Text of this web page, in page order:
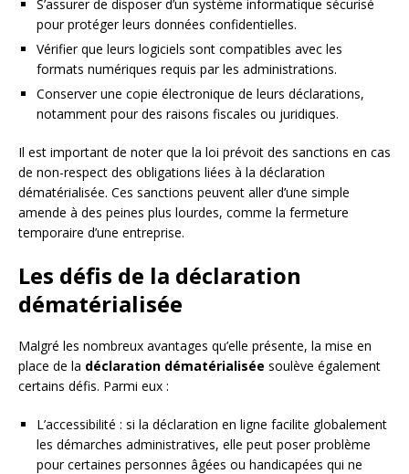
S’assurer de disposer d’un système informatique sécurisé
pour protéger leurs données confidentielles.
Vérifier que leurs logiciels sont compatibles avec les
formats numériques requis par les administrations.
Conserver une copie électronique de leurs déclarations,
notamment pour des raisons fiscales ou juridiques.
Il est important de noter que la loi prévoit des sanctions en cas
de non-respect des obligations liées à la déclaration
dématérialisée. Ces sanctions peuvent aller d’une simple
amende à des peines plus lourdes, comme la fermeture
temporaire d’une entreprise.
Les défis de la déclaration
dématérialisée
Malgré les nombreux avantages qu’elle présente, la mise en
place de la déclaration dématérialisée soulève également
certains défis. Parmi eux :
L’accessibilité : si la déclaration en ligne facilite globalement
les démarches administratives, elle peut poser problème
pour certaines personnes âgées ou handicapées qui ne